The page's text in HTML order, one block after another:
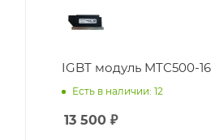
IGBT модуль MTC500-16
Есть в наличии: 12
13 500 ₽